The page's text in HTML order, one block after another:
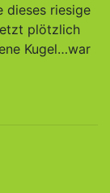
dieses riesige
plötzlich
Kugel…war